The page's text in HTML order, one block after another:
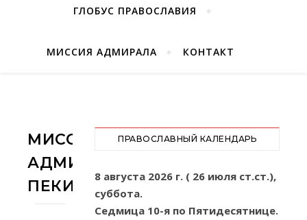
ГЛОБУС ПРАВОСЛАВИЯ
МИССИЯ АДМИРАЛА КОНТАКТ
МИССИЯ
АДМИРАЛА.
ПЕКИН
ПРАВОСЛАВНЫЙ КАЛЕНДАРЬ
8 августа 2026 г. ( 26 июля ст.ст.),
суббота.
Седмица 10-я по Пятидесятнице.